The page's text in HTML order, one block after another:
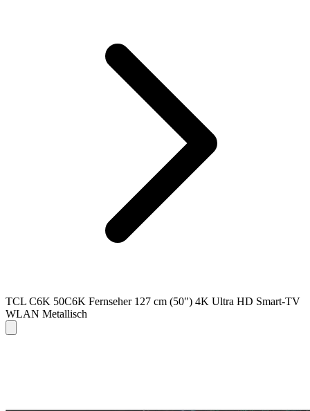
TCL C6K 50C6K Fernseher 127 cm (50") 4K Ultra HD Smart-TV
WLAN Metallisch